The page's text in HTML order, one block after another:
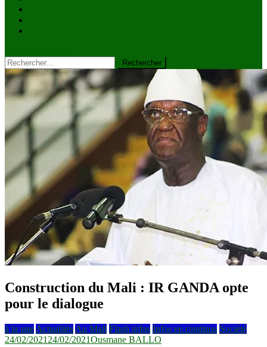
Rechercher :
Construction du Mali : IR GANDA opte
pour le dialogue
à la une Actualités Au Mali Flash infos Infos en continus Société
24/02/2021 24/02/2021Ousmane BALLO